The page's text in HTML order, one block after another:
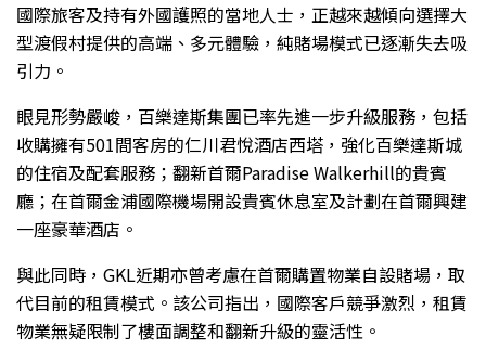
國際旅客及持有外國護照的當地人士，正越來越傾向選擇大
型渡假村提供的高端、多元體驗，純賭場模式已逐漸失去吸
引力。
眼見形勢嚴峻，百樂達斯集團已率先進一步升級服務，包括
收購擁有501間客房的仁川君悅酒店西塔，強化百樂達斯城
的住宿及配套服務；翻新首爾Paradise Walkerhill的貴賓
廳；在首爾金浦國際機場開設貴賓休息室及計劃在首爾興建
一座豪華酒店。
與此同時，GKL近期亦曾考慮在首爾購置物業自設賭場，取
代目前的租賃模式。該公司指出，國際客戶競爭激烈，租賃
物業無疑限制了樓面調整和翻新升級的靈活性。